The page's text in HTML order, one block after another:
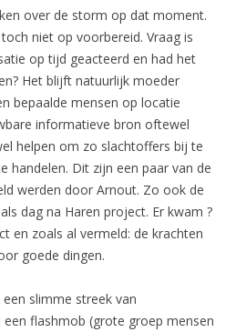
over de storm op dat moment.
niet op voorbereid. Vraag is
op tijd geacteerd en had het
Het blijft natuurlijk moeder
bepaalde mensen op locatie
informatieve bron oftewel
helpen om zo slachtoffers bij te
handelen. Dit zijn een paar van de
werden door Arnout. Zo ook de
dag na Haren project. Er kwam ?
en zoals al vermeld: de krachten
goede dingen.
slimme streek van
flashmob (grote groep mensen